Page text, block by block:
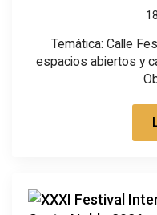
Temática: Calle
espacios abiertos y